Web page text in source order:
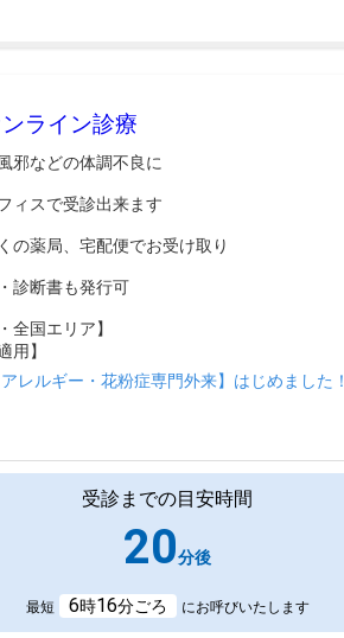
ライン診療
邪などの体調不良に
ィスで受診出来ます
の薬局、宅配便でお受け取り
診断書も発行可
全国エリア】
用】
アレルギー・花粉症専門外来】はじめました！
受診までの目安時間
20分後
最短 6時16分ごろ にお呼びいたします